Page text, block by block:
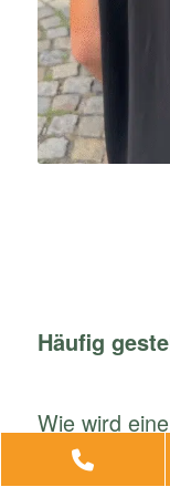
Häufig
Wie wird